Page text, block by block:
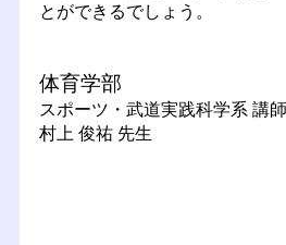
とができるでしょう。
体育学部
スポーツ・武道実践科学系 講師
村上 俊祐 先生